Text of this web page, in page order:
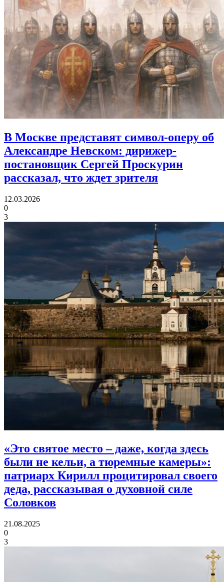
В Москве представят символ-оперу об
Александре Невском: дирижер-
постановщик Сергей Проскурин
рассказал, что ждет зрителя
12.03.2026
0
3
«Это святое место – даже, когда здесь
были не кельи, а тюремные камеры»:
патриарх Кирилл процитировал своего
деда, рассказывая о духовной силе
Соловков
21.08.2025
0
3